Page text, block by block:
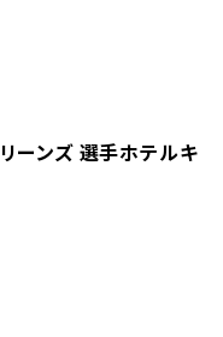
ーンズ 選手ホテルキ